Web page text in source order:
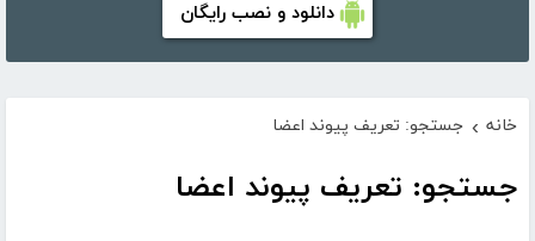
دانلود و نصب رایگان
خانه › جستجو: تعریف پیوند اعضا
جستجو: تعریف پیوند اعضا